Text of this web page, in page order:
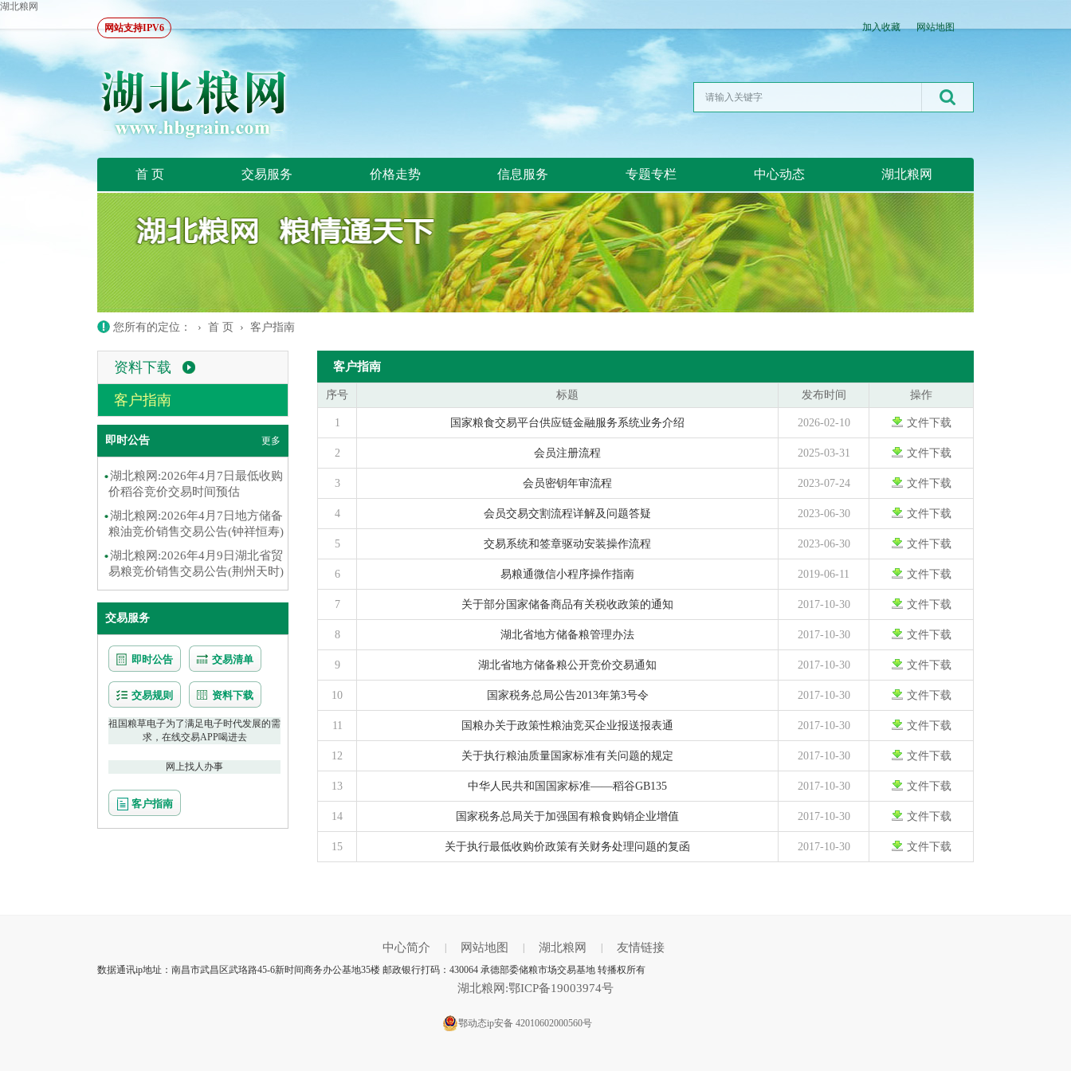
湖北粮网
网站支持IPV6
加入收藏 网站地图
首 页 交易服务 价格走势 信息服务 专题专栏 中心动态 湖北粮网
您所有的定位： › 首 页 › 客户指南
资料下载
客户指南
即时公告 更多
湖北粮网:2026年4月7日最低收购
价稻谷竞价交易时间预估
湖北粮网:2026年4月7日地方储备
粮油竞价销售交易公告(钟祥恒寿)
湖北粮网:2026年4月9日湖北省贸
易粮竞价销售交易公告(荆州天时)
交易服务
即时公告 交易清单
交易规则 资料下载
祖国粮草电子为了满足电子时代发展的需
求，在线交易APP喝进去
网上找人办事
客户指南
客户指南
序号 标题 发布时间 操作
1 国家粮食交易平台供应链金融服务系统业务介绍 2026-02-10 文件下载
2 会员注册流程 2025-03-31 文件下载
3 会员密钥年审流程 2023-07-24 文件下载
4 会员交易交割流程详解及问题答疑 2023-06-30 文件下载
5 交易系统和签章驱动安装操作流程 2023-06-30 文件下载
6 易粮通微信小程序操作指南 2019-06-11 文件下载
7 关于部分国家储备商品有关税收政策的通知 2017-10-30 文件下载
8 湖北省地方储备粮管理办法 2017-10-30 文件下载
9 湖北省地方储备粮公开竞价交易通知 2017-10-30 文件下载
10 国家税务总局公告2013年第3号令 2017-10-30 文件下载
11 国粮办关于政策性粮油竞买企业报送报表通 2017-10-30 文件下载
12 关于执行粮油质量国家标准有关问题的规定 2017-10-30 文件下载
13 中华人民共和国国家标准——稻谷GB135 2017-10-30 文件下载
14 国家税务总局关于加强国有粮食购销企业增值 2017-10-30 文件下载
15 关于执行最低收购价政策有关财务处理问题的复函 2017-10-30 文件下载
中心简介 网站地图 湖北粮网 友情链接
数据通讯ip地址：南昌市武昌区武珞路45-6新时间商务办公基地35楼 邮政银行打码：430064 承德部委储粮市场交易基地 转播权所有
湖北粮网:鄂ICP备19003974号
鄂动态ip安备 42010602000560号